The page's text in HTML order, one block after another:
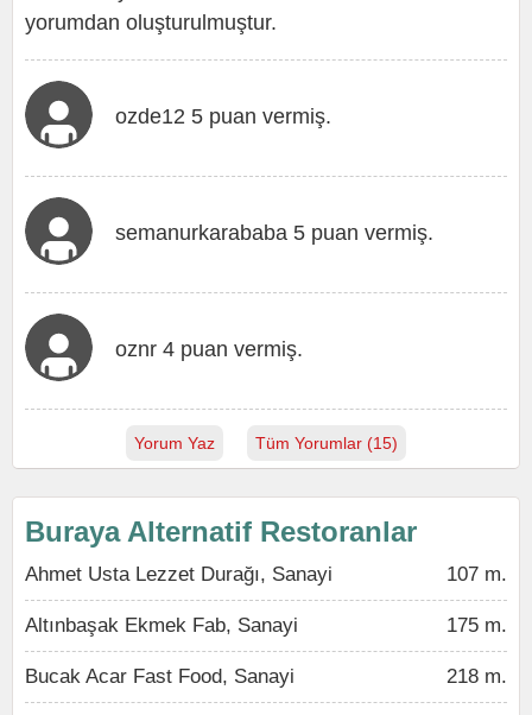
yorumdan oluşturulmuştur.
ozde12 5 puan vermiş.
semanurkarababa 5 puan vermiş.
oznr 4 puan vermiş.
Yorum Yaz Tüm Yorumlar (15)
Buraya Alternatif Restoranlar
Ahmet Usta Lezzet Durağı, Sanayi 107 m.
Altınbaşak Ekmek Fab, Sanayi 175 m.
Bucak Acar Fast Food, Sanayi 218 m.